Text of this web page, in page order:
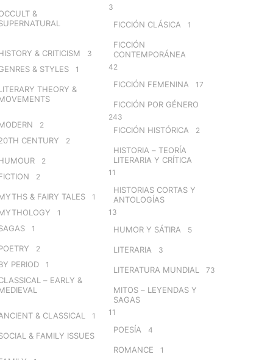
&
& CRITICISM 3
& STYLES 1
THEORY &
2
CENTURY 2
2
2
& FAIRY TALES 1
1
1
2
PERIOD 1
– EARLY &
& CLASSICAL 1
& FAMILY ISSUES
3
FICCIÓN CLÁSICA 1
FICCIÓN
CONTEMPORÁNEA
42
FICCIÓN FEMENINA 17
FICCIÓN POR GÉNERO
243
FICCIÓN HISTÓRICA 2
HISTORIA – TEORÍA
LITERARIA Y CRÍTICA
11
HISTORIAS CORTAS Y
ANTOLOGÍAS
13
HUMOR Y SÁTIRA 5
LITERARIA 3
LITERATURA MUNDIAL 73
MITOS – LEYENDAS Y
SAGAS
11
POESÍA 4
ROMANCE 1